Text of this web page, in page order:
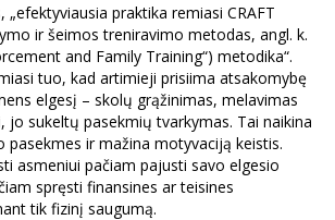
„efektyviausia praktika remiasi CRAFT
ir šeimos treniravimo metodas, angl. k.
and Family Training“) metodika“.
tuo, kad artimieji prisiima atsakomybę
elgesį – skolų grąžinimas, melavimas
jo sukeltų pasekmių tvarkymas. Tai naikina
pasekmes ir mažina motyvaciją keistis.
asmeniui pačiam pajusti savo elgesio
spręsti finansines ar teisines
tik fizinį saugumą.